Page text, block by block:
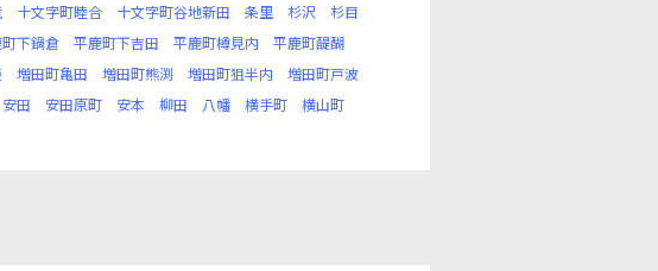
十文字町睦合 十文字町谷地新田 条里 杉沢
杉目
下鍋倉 平鹿町下吉田 平鹿町樽見内
平鹿町醍醐
増田町亀田 増田町熊渕 増田町狙半内
増田町戸波
安田 安田原町 安本 柳田 八幡 横手町
横山町